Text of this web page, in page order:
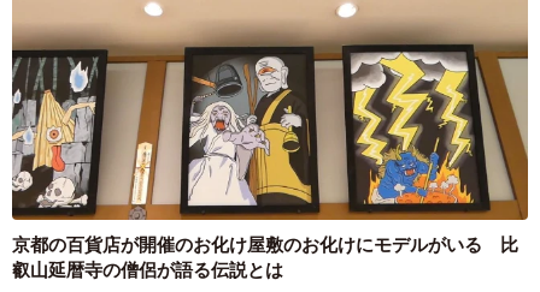
京都の百貨店が開催のお化け屋敷のお化けにモデルがいる 比
叡山延暦寺の僧侶が語る伝説とは